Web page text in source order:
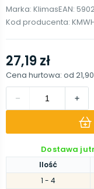
Marka: KlimasEAN:
Kod producenta:
Ilość
1 - 4
27,19 zł
Cena hurtowa: od
Dostawa